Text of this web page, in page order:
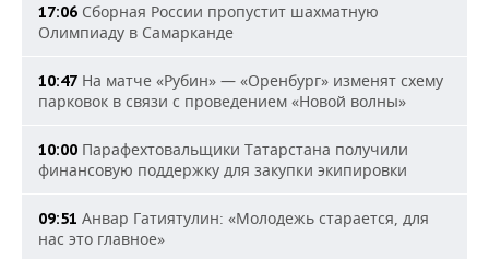
17:06 Сборная России пропустит шахматную
Олимпиаду в Самарканде
10:47 На матче «Рубин» — «Оренбург» изменят схему
парковок в связи с проведением «Новой волны»
10:00 Парафехтовальщики Татарстана получили
финансовую поддержку для закупки экипировки
09:51 Анвар Гатиятулин: «Молодежь старается, для
нас это главное»